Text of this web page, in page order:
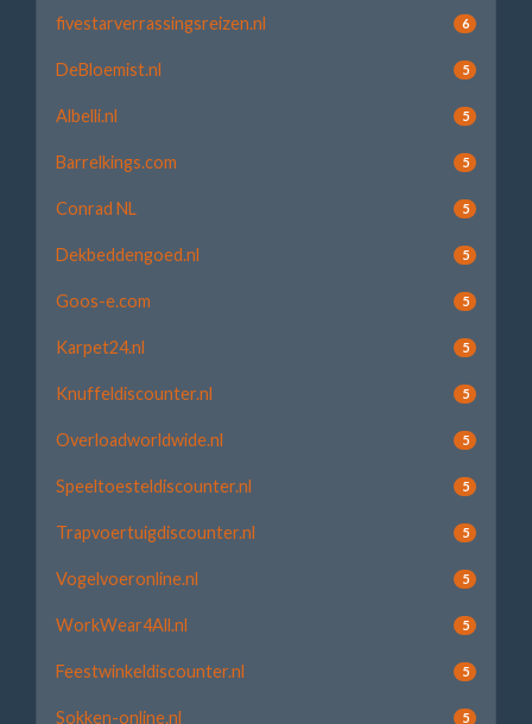
fivestarverrassingsreizen.nl 6
DeBloemist.nl 5
Albelli.nl 5
Barrelkings.com 5
Conrad NL 5
Dekbeddengoed.nl 5
Goos-e.com 5
Karpet24.nl 5
Knuffeldiscounter.nl 5
Overloadworldwide.nl 5
Speeltoesteldiscounter.nl 5
Trapvoertuigdiscounter.nl 5
Vogelvoeronline.nl 5
WorkWear4All.nl 5
Feestwinkeldiscounter.nl 5
Sokken-online.nl 5